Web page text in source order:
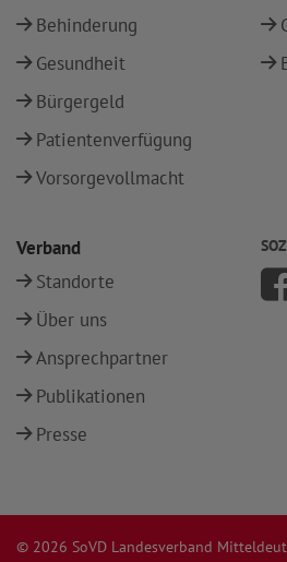
Behinderung
Gesundheit
Bürgergeld
Patientenverfügung
Vorsorgevollmacht
Verband
Standorte
Über uns
Ansprechpartner
Publikationen
Presse
© 2026 SoVD Landesverband